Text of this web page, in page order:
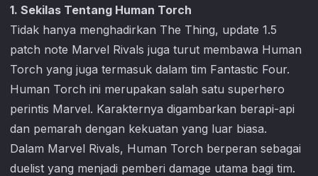
1. Sekilas Tentang Human Torch
Tidak hanya menghadirkan The Thing, update 1.5
patch note Marvel Rivals juga turut membawa Human
Torch yang juga termasuk dalam tim Fantastic Four.
Human Torch ini merupakan salah satu superhero
perintis Marvel. Karakternya digambarkan berapi-api
dan pemarah dengan kekuatan yang luar biasa.
Dalam Marvel Rivals, Human Torch berperan sebagai
duelist yang menjadi pemberi damage utama bagi tim.